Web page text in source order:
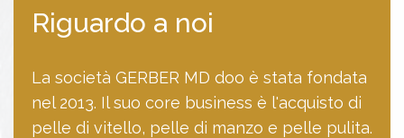
Riguardo a noi
La società GERBER MD doo è stata fondata
nel 2013. Il suo core business è l'acquisto di
pelle di vitello, pelle di manzo e pelle pulita.